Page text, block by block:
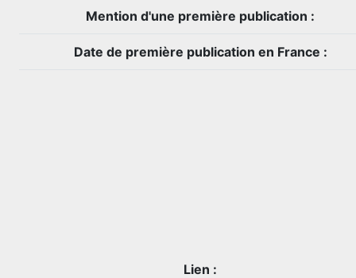
Mention d'une première publication :
Date de première publication en France :
Lien :